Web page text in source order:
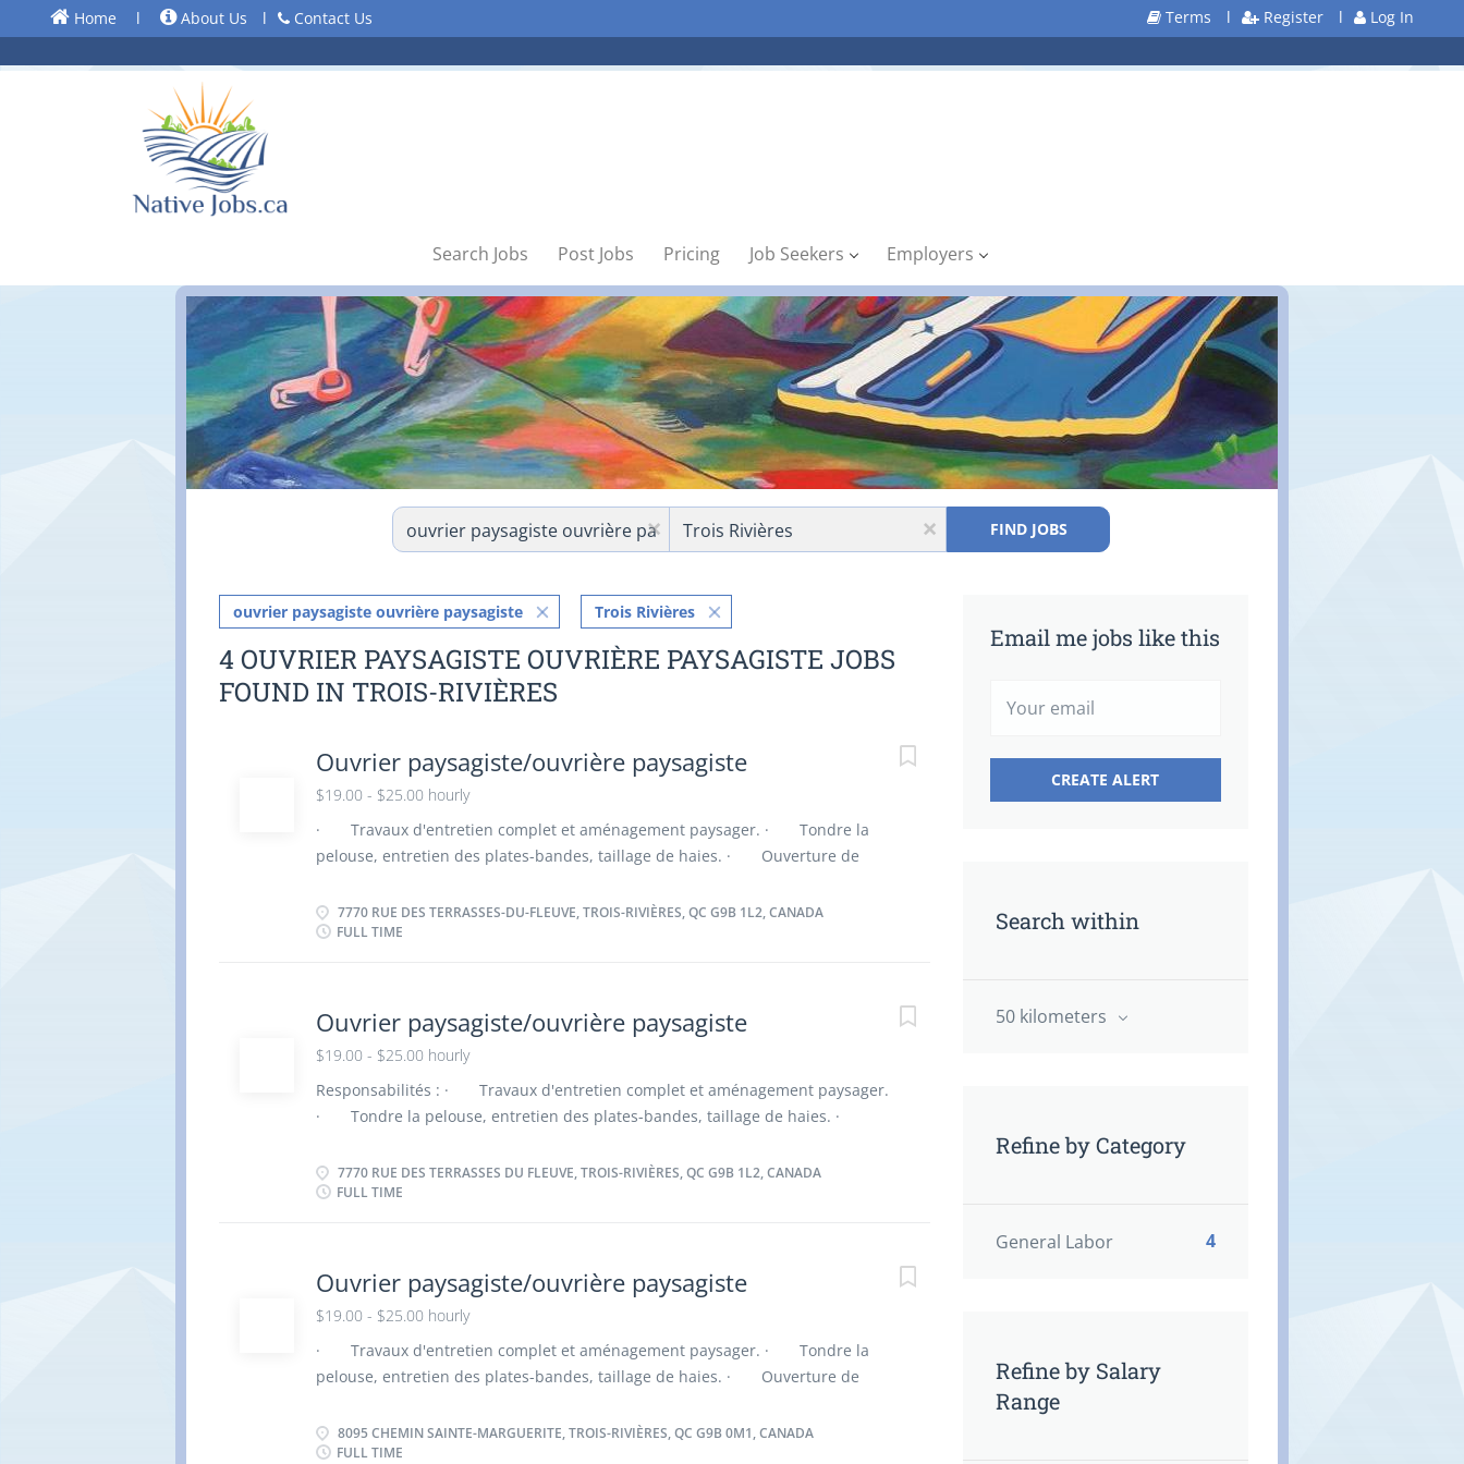
Home l About Us l Contact Us Terms l Register l Log In
Search Jobs Post Jobs Pricing Job Seekers Employers
x x FIND JOBS
Email me jobs like this
Search within
50 kilometers
Refine by Category
General Labor 4
Refine by Salary
Range
ouvrier paysagiste ouvrière paysagiste Trois Rivières
4 OUVRIER PAYSAGISTE OUVRIÈRE PAYSAGISTE JOBS
FOUND IN TROIS-RIVIÈRES
Ouvrier paysagiste/ouvrière paysagiste
$19.00 - $25.00 hourly
· Travaux d'entretien complet et aménagement paysager. · Tondre la
pelouse, entretien des plates-bandes, taillage de haies. · Ouverture de
des équipements, gestion de l'inventaire. Qualités recherchées Fiabilité
Attitude positive Esprit d’équipe Respect et professionnalisme Sens des
connaissance linguistique requise Admissibilité : Être citoyen canadien,
résident permanent ou titulaire d’un permis de travail valide au Canada.
7770 RUE DES TERRASSES-DU-FLEUVE, TROIS-RIVIÈRES, QC G9B 1L2, CANADA
FULL TIME
Ouvrier paysagiste/ouvrière paysagiste
$19.00 - $25.00 hourly
Responsabilités : · Travaux d'entretien complet et aménagement paysager.
· Tondre la pelouse, entretien des plates-bandes, taillage de haies. ·
entretien mineur des équipements, gestion de l'inventaire. Qualités
recherchées Fiabilité Attitude positive Esprit d’équipe Respect et
Un atout Langues : Aucune connaissance linguistique requise Admissibilité :
Être citoyen canadien, résident permanent ou titulaire d’un permis de travail
valide au Canada.
7770 RUE DES TERRASSES DU FLEUVE, TROIS-RIVIÈRES, QC G9B 1L2, CANADA
FULL TIME
Ouvrier paysagiste/ouvrière paysagiste
$19.00 - $25.00 hourly
· Travaux d'entretien complet et aménagement paysager. · Tondre la
pelouse, entretien des plates-bandes, taillage de haies. · Ouverture de
entretien mineur des équipements, gestion de l'inventaire. Qualités
recherchées Fiabilité Attitude positive Esprit d’équipe Respect et
8095 CHEMIN SAINTE-MARGUERITE, TROIS-RIVIÈRES, QC G9B 0M1, CANADA
FULL TIME